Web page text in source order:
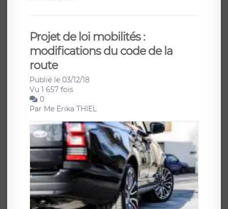
Projet de loi mobilités :
modifications du code de la
route
Publié le 03/12/18
Vu 1 657 fois
0
Par Me Erika THIEL